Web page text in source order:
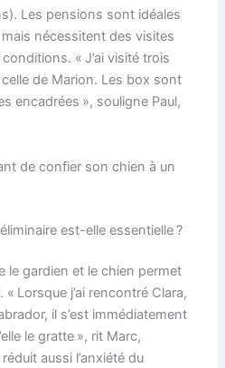
Les pensions sont idéales
nécessitent des visites
« J’ai visité trois
de Marion. Les box sont
encadrées », souligne Paul,
de confier son chien à un
est-elle essentielle ?
le gardien et le chien permet
« Lorsque j’ai rencontré Clara,
il s’est immédiatement
le gratte », rit Marc,
aussi l’anxiété du